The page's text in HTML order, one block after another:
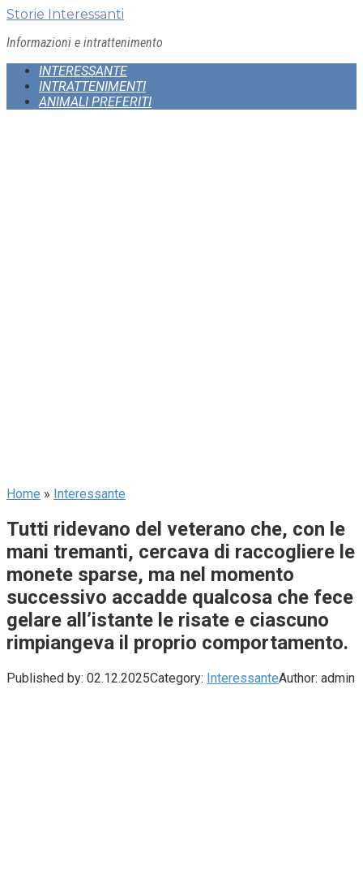
Skip
content
Storie Interessanti
Informazioni e intrattenimento
INTERESSANTE
INTRATTENIMENTI
ANIMALI PREFERITI
Home » Interessante
Tutti ridevano del veterano che, con le
mani tremanti, cercava di raccogliere le
monete sparse, ma nel momento
successivo accadde qualcosa che fece
gelare all’istante le risate e ciascuno
rimpiangeva il proprio comportamento.
Published by: 02.12.2025Category: InteressanteAuthor: admin